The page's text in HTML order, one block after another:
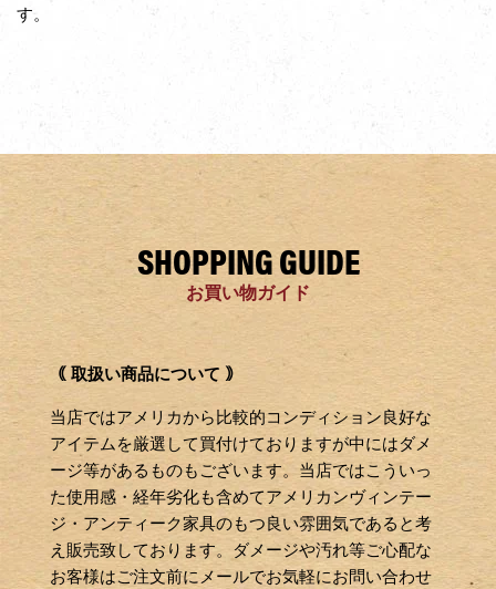
す。
SHOPPING GUIDE
お買い物ガイド
｟ 取扱い商品について ｠
当店ではアメリカから比較的コンディション良好な
アイテムを厳選して買付けておりますが中にはダメ
ージ等があるものもございます。当店ではこういっ
た使用感・経年劣化も含めてアメリカンヴィンテー
ジ・アンティーク家具のもつ良い雰囲気であると考
え販売致しております。ダメージや汚れ等ご心配な
お客様はご注文前にメールでお気軽にお問い合わせ